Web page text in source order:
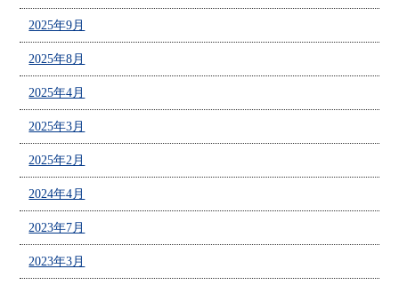
2025年9月
2025年8月
2025年4月
2025年3月
2025年2月
2024年4月
2023年7月
2023年3月